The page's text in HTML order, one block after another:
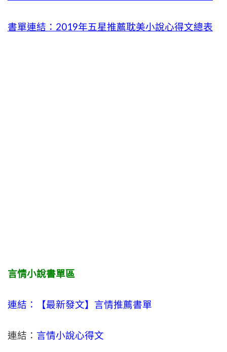
書單連結：2019年五星推薦耽美小說心得文總表
言情小說書單區
連結：【最新發文】 言情推薦書單
連結： 言情小說心得文